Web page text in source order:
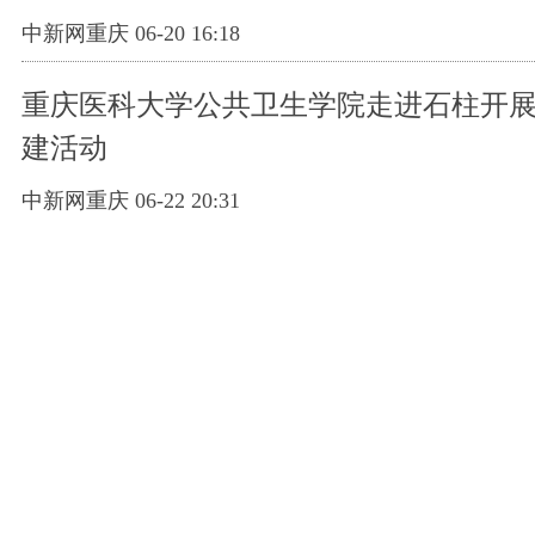
中新网重庆 06-20 16:18
重庆医科大学公共卫生学院走进石柱开
建活动
中新网重庆 06-22 20:31